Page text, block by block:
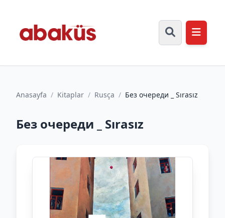
Anasayfa / Kitaplar / Rusça / Без очереди _ Sırasız
Без очереди _ Sırasız